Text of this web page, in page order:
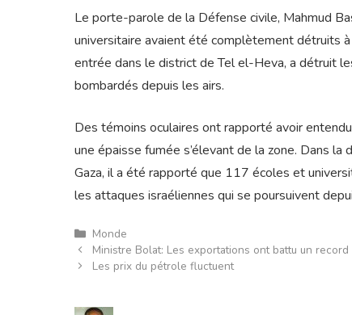
Le porte-parole de la Défense civile, Mahmud
universitaire avaient été complètement détruits
entrée dans le district de Tel el-Heva, a détruit
bombardés depuis les airs.
Des témoins oculaires ont rapporté avoir
une épaisse fumée s’élevant de la zone. Dans
Gaza, il a été rapporté que 117 écoles et
les attaques israéliennes qui se poursuivent
Catégories
Monde
Ministre Bolat: Les exportations ont battu un
Les prix du pétrole fluctuent